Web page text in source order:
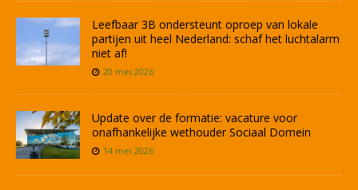
Leefbaar 3B ondersteunt oproep van lokale
partijen uit heel Nederland: schaf het luchtalarm
niet af!
20 mei 2026
Update over de formatie: vacature voor
onafhankelijke wethouder Sociaal Domein
14 mei 2026